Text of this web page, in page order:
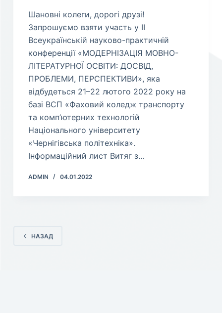
Шановні колеги, дорогі друзі!
Запрошуємо взяти участь у ІІ
Всеукраїнській науково-практичній
конференції «МОДЕРНІЗАЦІЯ МОВНО-
ЛІТЕРАТУРНОЇ ОСВІТИ: ДОСВІД,
ПРОБЛЕМИ, ПЕРСПЕКТИВИ», яка
відбудеться 21–22 лютого 2022 року на
базі ВСП «Фаховий коледж транспорту
та комп’ютерних технологій
Національного університету
«Чернігівська політехніка».
Інформаційний лист Витяг з…
ADMIN 04.01.2022
НАЗАД